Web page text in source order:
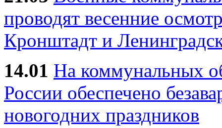
проводят весенние
Кронштадт и
14.01 На коммунальных
России обеспечено
новогодних праздников